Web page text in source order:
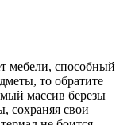
мебели, способный
то обратите
массив березы
сохраняя свои